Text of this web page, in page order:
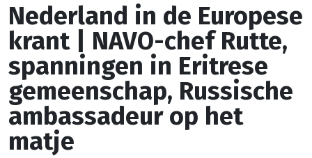
Nederland in de Europese
krant | NAVO-chef Rutte,
spanningen in Eritrese
gemeenschap, Russische
ambassadeur op het
matje